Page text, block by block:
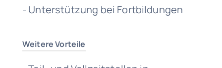
- Unterstützung bei Fortbildungen
Weitere Vorteile